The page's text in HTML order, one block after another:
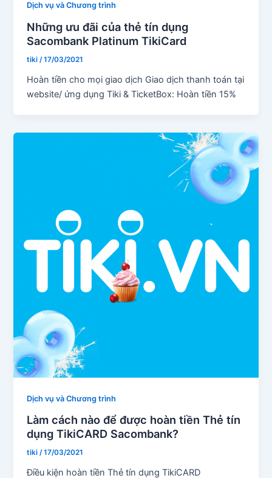
Dịch vụ và Chương trình
Những ưu đãi của thẻ tín dụng
Sacombank Platinum TikiCard
tiki/17/03/2021
Hoàn tiền cho mọi giao dịch Giao dịch thanh toán tại
website/ ứng dụng Tiki & TicketBox: Hoàn tiền 15%
Dịch vụ và Chương trình
Làm cách nào để được hoàn tiền Thẻ tín
dụng TikiCARD Sacombank?
tiki/17/03/2021
Điều kiện hoàn tiền Thẻ tín dụng TikiCARD